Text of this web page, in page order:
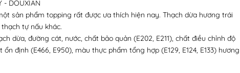
- DOUXIAN
sản phẩm topping rất được ưa thích hiện nay. Thạch dừa hương trái
tự nấu khác.
dừa, đường cát, nước, chất bảo quản (E202, E211), chất điều chỉnh độ
định (E466, E950), màu thực phẩm tổng hợp (E129, E124, E133) hương